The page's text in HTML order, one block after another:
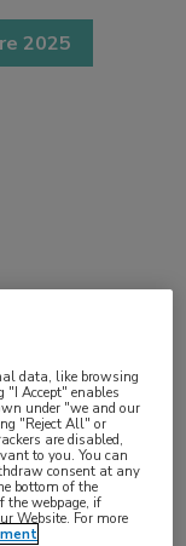
2025
data, like browsing
"I Accept" enables
under "we and our
"Reject All" or
are disabled,
to you. You can
consent at any
bottom of the
the webpage, if
Website. For more